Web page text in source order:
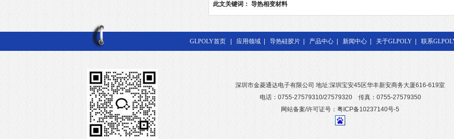
此文关键词： 导热相变材料
GLPOLY首页 应用领域 导热硅胶片 产品中心 新闻中心 关于GLPOLY 联系
深圳市金菱通达电子有限公司 地址:深圳宝安45区华丰新安商务大厦616-619室
电话：0755-27579310/27579320 传真：0755-27579350
网站备案/许可证号：粤ICP备10237140号-5